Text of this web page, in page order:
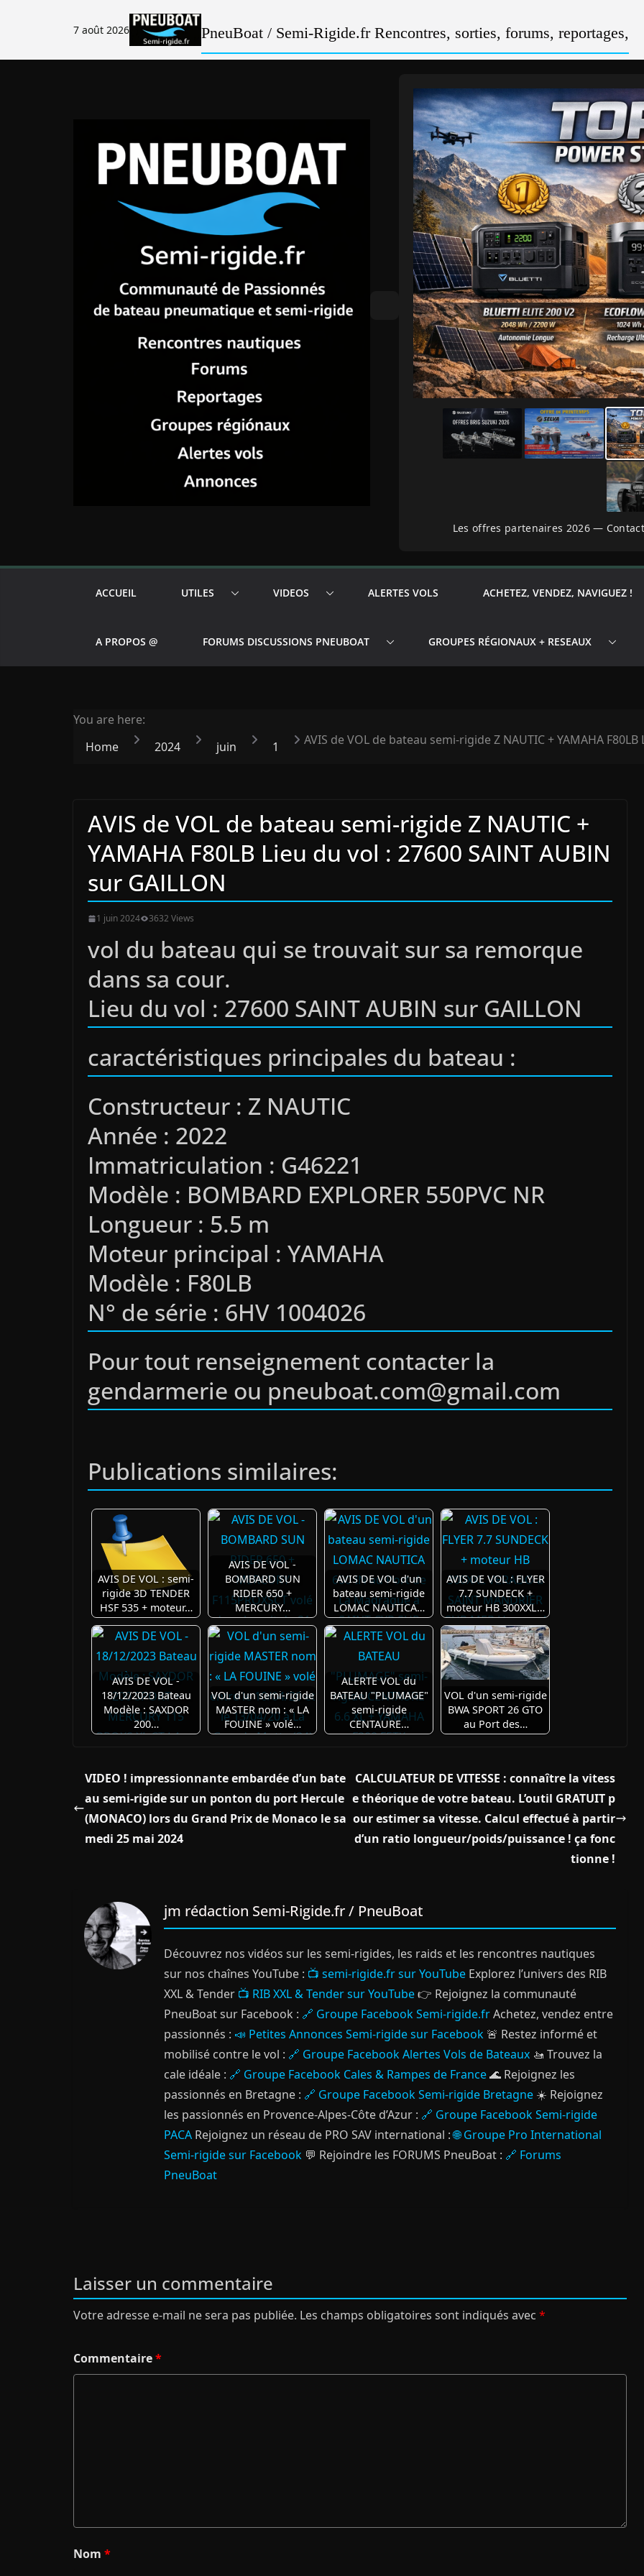
7 août 2026 PneuBoat / Semi-Rigide.fr Rencontres, sorties, forums, reportages,
Les offres partenaires 2026 —
ACCUEIL UTILES VIDEOS ALERTES VOLS ACHETEZ, VENDEZ, NAVIGUEZ !
A PROPOS @ FORUMS DISCUSSIONS PNEUBOAT GROUPES RÉGIONAUX + RESEAUX
You are here:
Home
2024 juin 1 AVIS de VOL de bateau semi-rigide Z NAUTIC + YAMAHA
AVIS de VOL de bateau semi-rigide Z NAUTIC +
YAMAHA F80LB Lieu du vol : 27600 SAINT AUBIN
sur GAILLON
1 juin 2024 3632 Views
vol du bateau qui se trouvait sur sa remorque
dans sa cour.
Lieu du vol : 27600 SAINT AUBIN sur GAILLON
caractéristiques principales du bateau :
Constructeur : Z NAUTIC
Année : 2022
Immatriculation : G46221
Modèle : BOMBARD EXPLORER 550PVC NR
Longueur : 5.5 m
Moteur principal : YAMAHA
Modèle : F80LB
N° de série : 6HV 1004026
Pour tout renseignement contacter la
gendarmerie ou pneuboat.com@gmail.com
Publications similaires:
AVIS DE VOL : semi-
rigide 3D TENDER
HSF 535 + moteur…
AVIS DE VOL -
BOMBARD SUN
RIDER 650 +
MERCURY…
AVIS DE VOL d'un
bateau semi-rigide
LOMAC NAUTICA…
AVIS DE VOL : FLYER
7.7 SUNDECK +
moteur HB 300XXL…
AVIS DE VOL -
18/12/2023 Bateau
Modèle : SAXDOR
200…
VOL d'un semi-rigide
MASTER nom : « LA
FOUINE » volé…
ALERTE VOL du
BATEAU "PLUMAGE"
semi-rigide
CENTAURE…
VOL d'un semi-rigide
BWA SPORT 26 GTO
au Port des…
VIDEO ! impressionnante embardée d’un bate
au semi-rigide sur un ponton du port Hercule
(MONACO) lors du Grand Prix de Monaco le sa
medi 25 mai 2024
CALCULATEUR DE VITESSE : connaître la vitess
e théorique de votre bateau. L’outil GRATUIT p
our estimer sa vitesse. Calcul effectué à partir
d’un ratio longueur/poids/puissance ! ça fonc
tionne !
jm rédaction Semi-Rigide.fr / PneuBoat
Découvrez nos vidéos sur les semi-rigides, les raids et les rencontres nautiques
sur nos chaînes YouTube : 📺 semi-rigide.fr sur YouTube Explorez l’univers des RIB
XXL & Tender 📺 RIB XXL & Tender sur YouTube👉 Rejoignez la communauté
PneuBoat sur Facebook : 🔗 Groupe Facebook Semi-rigide.frAchetez, vendez entre
passionnés : 📣 Petites Annonces Semi-rigide sur Facebook 🚨 Restez informé et
mobilisé contre le vol : 🔗 Groupe Facebook Alertes Vols de Bateaux 🚤 Trouvez la
cale idéale : 🔗 Groupe Facebook Cales & Rampes de France🌊 Rejoignez les
passionnés en Bretagne : 🔗 Groupe Facebook Semi-rigide Bretagne ☀️ Rejoignez
les passionnés en Provence-Alpes-Côte d’Azur : 🔗 Groupe Facebook Semi-rigide
PACA Rejoignez un réseau de PRO SAV international :🌐 Groupe Pro International
Semi-rigide sur Facebook 💬 Rejoindre les FORUMS PneuBoat : 🔗 Forums
PneuBoat
Laisser un commentaire
Votre adresse e-mail ne sera pas publiée. Les champs obligatoires sont indiqués avec *
Commentaire*
Nom *